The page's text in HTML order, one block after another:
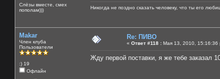
Слёзы вместе, смех
пополам)))
Никогда не поздно сказать человеку, что ты его
Makar
Член клуба
Пользователи
:) 19
Офлайн
Re: ПИВО
« Ответ #118 : Мая 13, 2010, 15:16:36
Жду первой поставки, я же тебе заказал